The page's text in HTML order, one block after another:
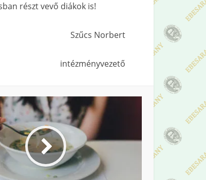
részt vevő diákok is!
Szűcs Norbert
intézményvezető